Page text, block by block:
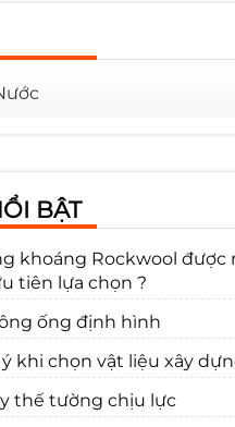
BẬT
khoáng Rockwool được
tiên lựa chọn ?
ống định hình
khi chọn vật liệu xây
thế tường chịu lực